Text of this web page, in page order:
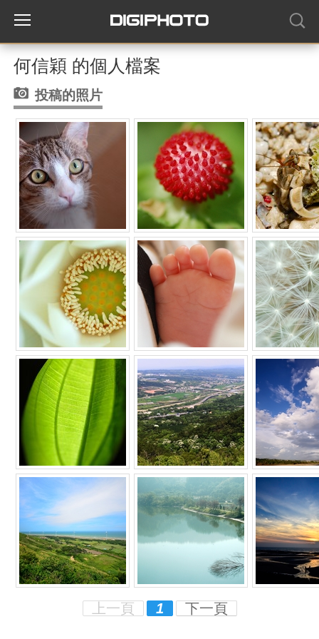
何信穎 的個人檔案
投稿的照片
上一頁 1 下一頁